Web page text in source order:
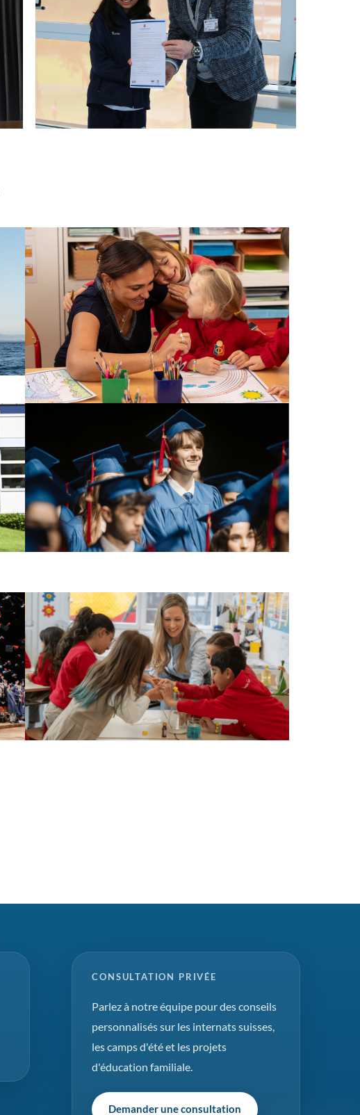
CONSULTATION PRIVÉE
Parlez à notre équipe pour des conseils
personnalisés sur les internats suisses,
les camps d'été et les projets
d'éducation familiale.
Demander une consultation